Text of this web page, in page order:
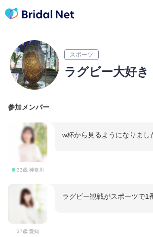
スポーツ
ラグビー大好き
参加メンバー
33歳 神奈川
w杯から見るようになりまし
37歳 愛知
ラグビー観戦がスポーツで1